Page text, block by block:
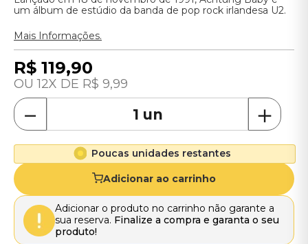
um álbum de estúdio da banda de pop rock irlandesa U2.
Mais Informações.
R$ 119,90
12 R$ 9,99
＋
－
Poucas unidades restantes
Adicionar ao carrinho
Adicionar o produto no carrinho não garante a
sua reserva. Finalize a compra e garanta o seu
produto!